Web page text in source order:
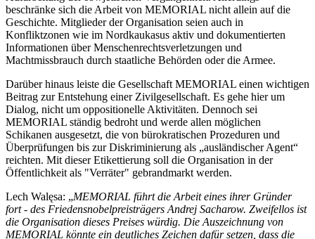
beschränke sich die Arbeit von MEMORIAL nicht allein auf die
Geschichte. Mitglieder der Organisation seien auch in
Konfliktzonen wie im Nordkaukasus aktiv und dokumentierten
Informationen über Menschenrechtsverletzungen und
Machtmissbrauch durch staatliche Behörden oder die Armee.
Darüber hinaus leiste die Gesellschaft MEMORIAL einen wichtigen
Beitrag zur Entstehung einer Zivilgesellschaft. Es gehe hier um
Dialog, nicht um oppositionelle Aktivitäten. Dennoch sei
MEMORIAL ständig bedroht und werde allen möglichen
Schikanen ausgesetzt, die von bürokratischen Prozeduren und
Überprüfungen bis zur Diskriminierung als „ausländischer Agent“
reichten. Mit dieser Etikettierung soll die Organisation in der
Öffentlichkeit als "Verräter" gebrandmarkt werden.
Lech Walęsa: „MEMORIAL führt die Arbeit eines ihrer Gründer
fort - des Friedensnobelpreisträgers Andrej Sacharow. Zweifellos ist
die Organisation dieses Preises würdig. Die Auszeichnung von
MEMORIAL könnte ein deutliches Zeichen dafür setzen, dass die